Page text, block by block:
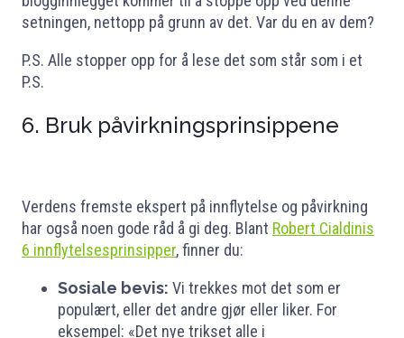
setningen, nettopp på grunn av det. Var du en av dem?
P.S. Alle stopper opp for å lese det som står som i et
P.S.
6. Bruk påvirkningsprinsippene
Verdens fremste ekspert på innflytelse og påvirkning
har også noen gode råd å gi deg. Blant Robert Cialdinis
6 innflytelsesprinsipper, finner du:
Sosiale bevis: Vi trekkes mot det som er
populært, eller det andre gjør eller liker. For
eksempel: «Det nye trikset alle i